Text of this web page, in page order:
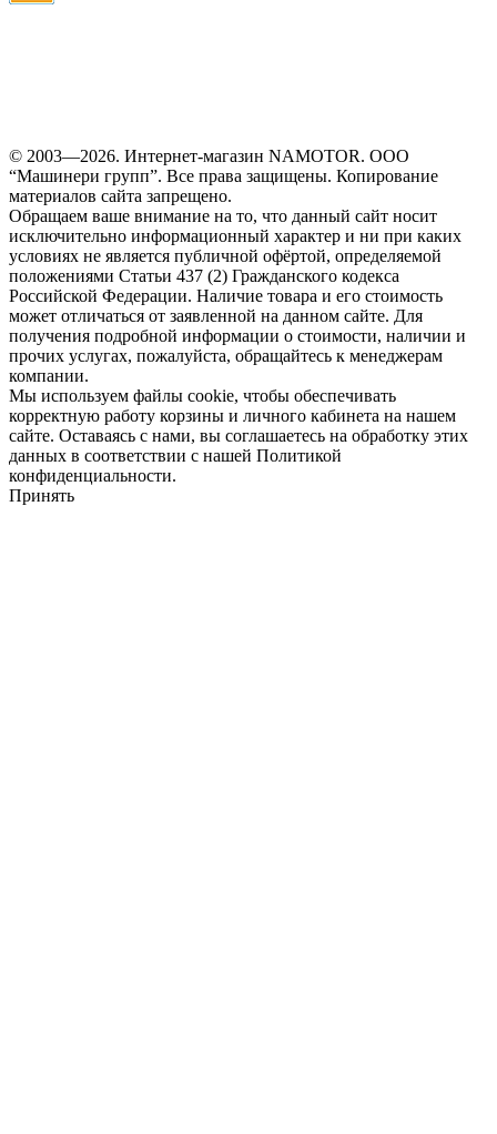
© 2003—2026. Интернет-магазин NAMOTOR. ООО
“Машинери групп”. Все права защищены. Копирование
материалов сайта запрещено.
Обращаем ваше внимание на то, что данный сайт носит
исключительно информационный характер и ни при каких
условиях не является публичной офёртой, определяемой
положениями Статьи 437 (2) Гражданского кодекса
Российской Федерации. Наличие товара и его стоимость
может отличаться от заявленной на данном сайте. Для
получения подробной информации о стоимости, наличии и
прочих услугах, пожалуйста, обращайтесь к менеджерам
компании.
Мы используем файлы cookie, чтобы обеспечивать
корректную работу корзины и личного кабинета на нашем
сайте. Оставаясь с нами, вы соглашаетесь на обработку этих
данных в соответствии с нашей Политикой
конфиденциальности.
Принять